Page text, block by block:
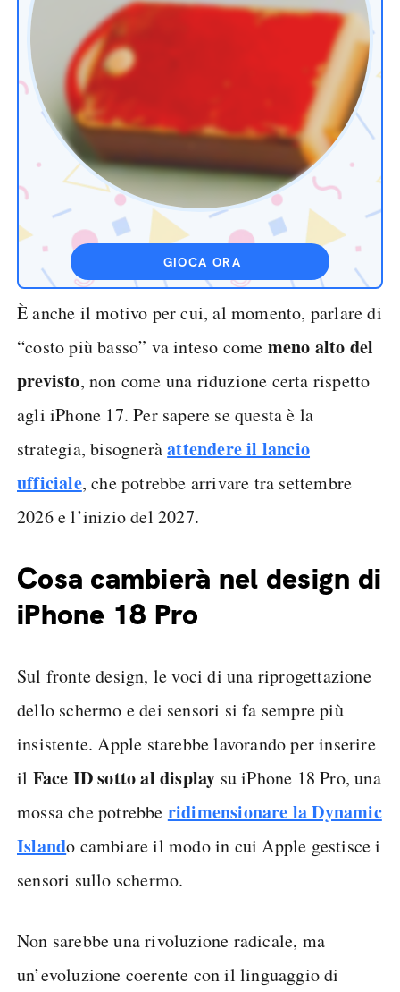
GIOCA ORA
È anche il motivo per cui, al momento, parlare di
“costo più basso” va inteso come meno alto del
previsto, non come una riduzione certa rispetto
agli iPhone 17. Per sapere se questa è la
strategia, bisogneràattendere il lancio
ufficiale, che potrebbe arrivare tra settembre
2026 e l’inizio del 2027.
Cosa cambierà nel design di
iPhone 18 Pro
Sul fronte design, le voci di una riprogettazione
dello schermo e dei sensori si fa sempre più
insistente. Apple starebbe lavorando per inserire
il Face ID sotto al display su iPhone 18 Pro, una
mossa che potrebbe ridimensionare la Dynamic
Islando cambiare il modo in cui Apple gestisce i
sensori sullo schermo.
Non sarebbe una rivoluzione radicale, ma
un’evoluzione coerente con il linguaggio di